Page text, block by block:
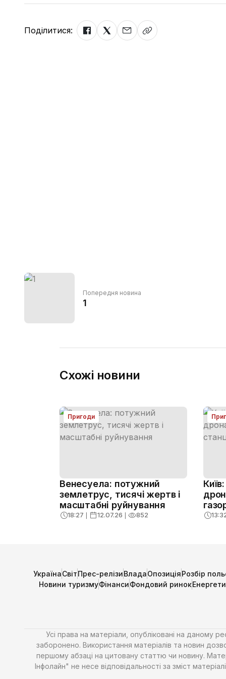
Поділитися:
Попередня новина
1
Схожі новини
Пригоди
Венесуела: потужний
землетрус, тисячі жертв і
масштабні руйнування
18:27 ❘ 12.07.26 ❘ 852
УкраїнаСвітПрес-релізиВладаОпозиціяРозбір
Новини туризмуФінансиФондовий ринок
Усі права на матеріали, опубліковані на даному
заборонено. Використання матеріалів та новин
першому абзаці на цитовану статтю чи новину.
Інфолайн" не несе відповідальності за зміст